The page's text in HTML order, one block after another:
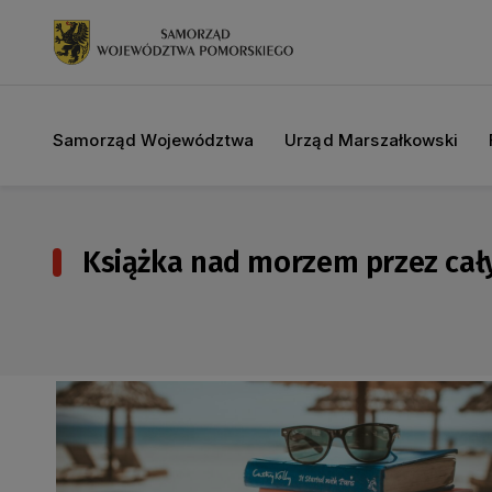
Samorząd Województwa Urząd Marszałkowski
Książka nad morzem przez